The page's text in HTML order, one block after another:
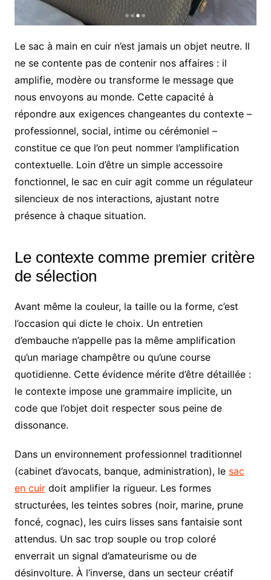
Le sac à main en cuir n’est jamais un objet neutre. Il
ne se contente pas de contenir nos affaires : il
amplifie, modère ou transforme le message que
nous envoyons au monde. Cette capacité à
répondre aux exigences changeantes du contexte –
professionnel, social, intime ou cérémoniel –
constitue ce que l’on peut nommer l’amplification
contextuelle. Loin d’être un simple accessoire
fonctionnel, le sac en cuir agit comme un régulateur
silencieux de nos interactions, ajustant notre
présence à chaque situation.
Le contexte comme premier critère
de sélection
Avant même la couleur, la taille ou la forme, c’est
l’occasion qui dicte le choix. Un entretien
d’embauche n’appelle pas la même amplification
qu’un mariage champêtre ou qu’une course
quotidienne. Cette évidence mérite d’être détaillée :
le contexte impose une grammaire implicite, un
code que l’objet doit respecter sous peine de
dissonance.
Dans un environnement professionnel traditionnel
(cabinet d’avocats, banque, administration), le sac
en cuirdoit amplifier la rigueur. Les formes
structurées, les teintes sobres (noir, marine, prune
foncé, cognac), les cuirs lisses sans fantaisie sont
attendus. Un sac trop souple ou trop coloré
enverrait un signal d’amateurisme ou de
désinvolture. À l’inverse, dans un secteur créatif